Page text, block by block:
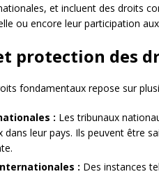
et incluent des droits
ou encore leur participation
protection des
fondamentaux repose sur
: Les tribunaux
dans leur pays. Ils peuvent être
: Des instances